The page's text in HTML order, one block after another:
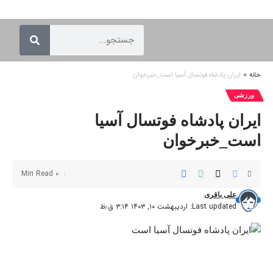
خانه » ایران پادشاه فوتسال آسیا است_خبرخوان
ورزشی
ایران پادشاه فوتسال آسیا
است_خبرخوان
Last updated: اردیبهشت ۱۰, ۱۴۰۳ ۳:۱۴ ق٫ظ
علی باقری
0 Min Read